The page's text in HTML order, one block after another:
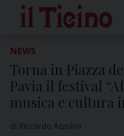
content
NEWS
Torna in Piazza
Pavia il festival
musica e cultura
di Riccardo Azzolini